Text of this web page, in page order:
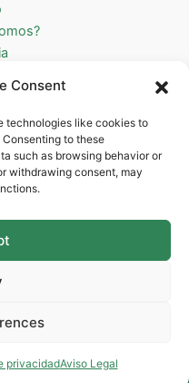
Consent
technologies like cookies to
to these
such as browsing behavior or
withdrawing consent, may
privacidadAviso Legal
(UE)